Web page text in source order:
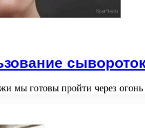
мы готовы пройти через